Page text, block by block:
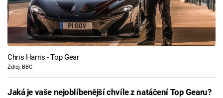
Chris Harris - Top Gear
Zdroj: BBC
Jaká je vaše nejoblíbenější chvíle z natáčení Top Gearu?